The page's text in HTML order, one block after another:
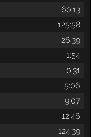
60:13
125:58
26:39
1:54
0:31
5:06
9:07
12:46
124:39